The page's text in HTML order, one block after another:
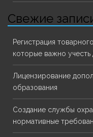
Свежие
Регистрация
которые важно учесть
Лицензирование
образования
Создание службы
нормативные